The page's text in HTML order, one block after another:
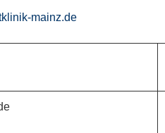
mainz.de